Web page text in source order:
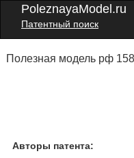
PoleznayaModel.ru
Патентный поиск
Полезная модель рф
Авторы патента: